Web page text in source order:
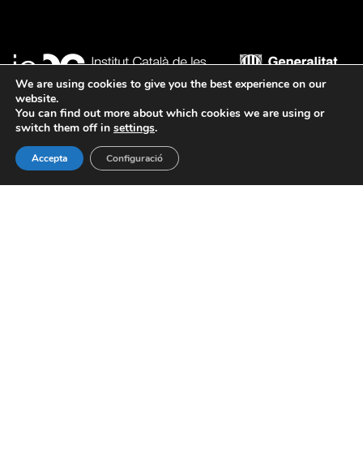
Formem part de:
We are using cookies to give you the best experience on our
website.
You can find out more about which cookies we are using or
switch them off in settings.
Accepta Configuració